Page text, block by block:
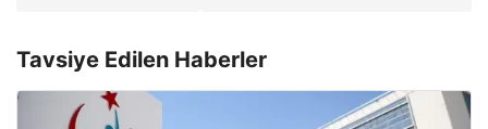
Tavsiye Edilen Haberler